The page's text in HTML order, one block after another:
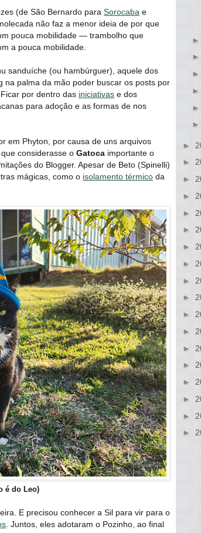
(de São Bernardo para Sorocaba e
não faz a menor ideia de por que
pouca mobilidade ― trambolho que
a pouca mobilidade.
sanduíche (ou hambúrguer), aquele dos
palma da mão poder buscar os posts por
. Ficar por dentro das iniciativas e dos
para adoção e as formas de nos
em Phyton, por causa de uns arquivos
considerasse o Gatoca importante o
do Blogger. Apesar de Beto (Spinelli)
mágicas, como o isolamento térmico da
é do Leo)
E precisou conhecer a Sil para vir para o
. Juntos, eles adotaram o Pozinho, ao final
►
►
►
►
►
►
►
►
►
►
►
►
►
►
►
►
►
►
►
►
►
►
►
►